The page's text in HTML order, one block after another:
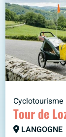
Cyclotourisme
Tour de
LANGOGNE